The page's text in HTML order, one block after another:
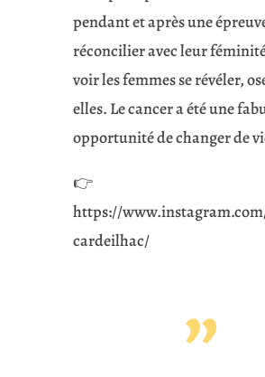
pendant et après une
réconcilier avec leur
voir les femmes se révéler,
elles. Le cancer a été une
opportunité de changer de
👉
https://
cardeilhac/
”